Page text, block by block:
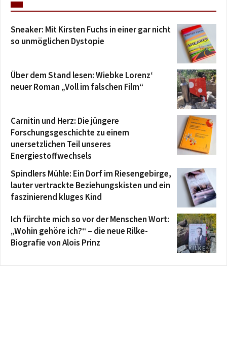
Sneaker: Mit Kirsten Fuchs in einer gar nicht
so unmöglichen Dystopie
Über dem Stand lesen: Wiebke Lorenz‘
neuer Roman „Voll im falschen Film“
Carnitin und Herz: Die jüngere
Forschungsgeschichte zu einem
unersetzlichen Teil unseres
Energiestoffwechsels
Spindlers Mühle: Ein Dorf im Riesengebirge,
lauter vertrackte Beziehungskisten und ein
faszinierend kluges Kind
Ich fürchte mich so vor der Menschen Wort:
„Wohin gehöre ich?“ – die neue Rilke-
Biografie von Alois Prinz